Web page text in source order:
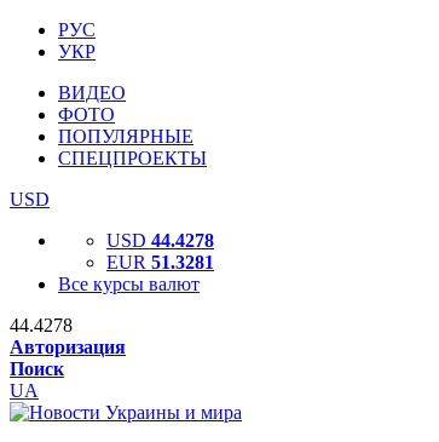
РУС
УКР
ВИДЕО
ФОТО
ПОПУЛЯРНЫЕ
СПЕЦПРОЕКТЫ
USD
USD 44.4278
EUR 51.3281
Все курсы валют
44.4278
Авторизация
Поиск
UA